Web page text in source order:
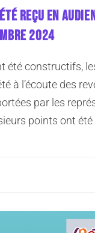
REÇU EN
2024
été constructifs,
à l’écoute des
par les
points ont